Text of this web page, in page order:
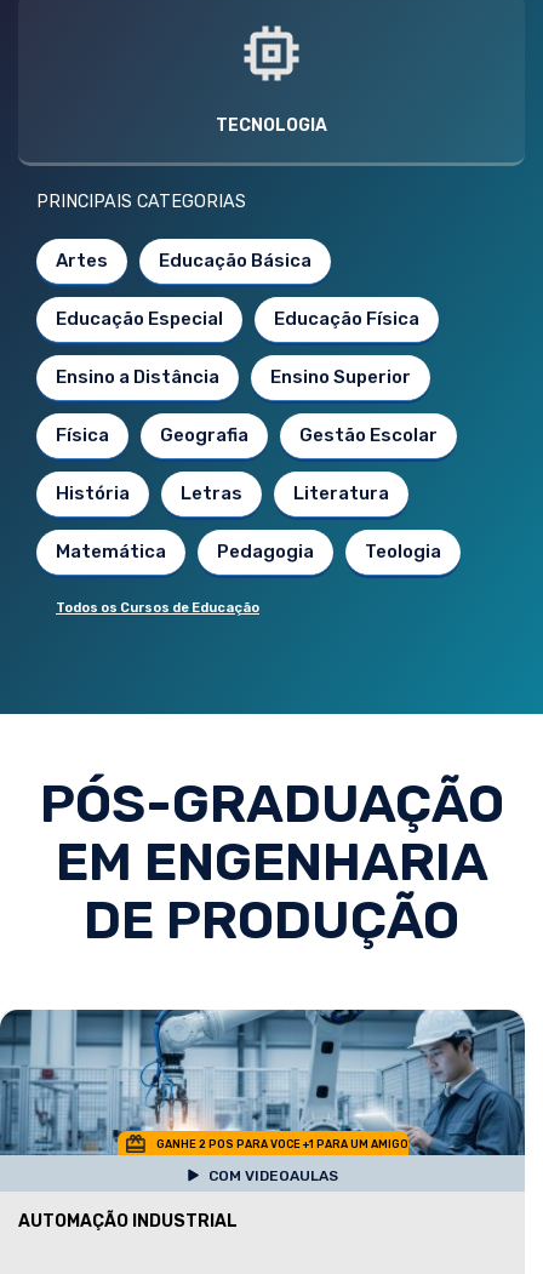
TECNOLOGIA
PRINCIPAIS CATEGORIAS
Artes Educação Básica
Educação Especial Educação Física
Ensino a Distância Ensino Superior
Física Geografia Gestão Escolar
História Letras Literatura
Matemática Pedagogia Teologia
Todos os Cursos de Educação
PÓS-GRADUAÇÃO
EM ENGENHARIA
DE PRODUÇÃO
GANHE 2 POS PARA VOCE +1 PARA UM AMIGO
COM VIDEOAULAS
AUTOMAÇÃO INDUSTRIAL